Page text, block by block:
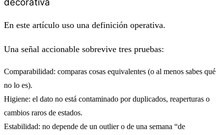
En este artículo uso una definición operativa.
Una señal accionable sobrevive tres pruebas:
Comparabilidad: comparas cosas equivalentes (o al menos sabes qué
no lo es).
Higiene: el dato no está contaminado por duplicados, reaperturas o
cambios raros de estados.
Estabilidad: no depende de un outlier o de una semana “de